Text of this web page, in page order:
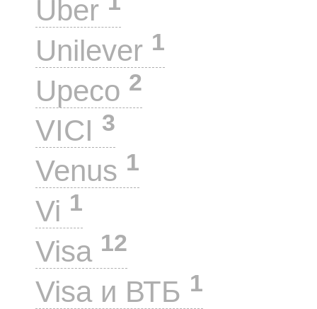
Uber
Unilever 1
Upeco 2
VICI 3
Venus 1
Vi 1
Visa 12
Visa и ВТБ 1